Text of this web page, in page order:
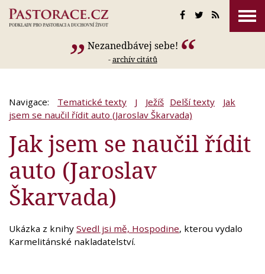
Nezanedbávej sebe!
-archív citátů
Navigace: Tematické texty J Ježíš Delší texty
Jak
jsem se naučil řídit auto (Jaroslav Škarvada)
Jak jsem se naučil řídit
auto (Jaroslav
Škarvada)
Ukázka z knihy Svedl jsi mě, Hospodine, kterou vydalo
Karmelitánské nakladatelství.